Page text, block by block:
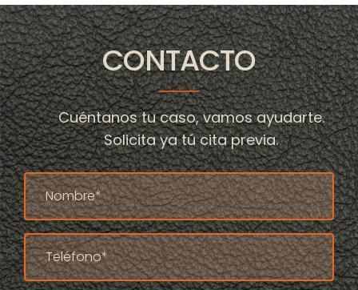
CONTACTO
Cuéntanos tu caso, vamos ayudarte.
Solicita ya tú cita previa.